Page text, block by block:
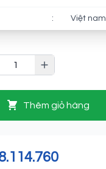
: Việt nam
Thêm giỏ hàng